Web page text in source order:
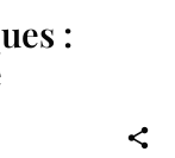
: